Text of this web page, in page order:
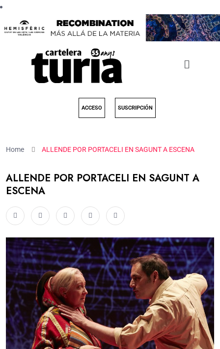
ACCESO SUSCRIPCIÓN
Home ALLENDE POR PORTACELI EN SAGUNT A ESCENA
ALLENDE POR PORTACELI EN SAGUNT A
ESCENA